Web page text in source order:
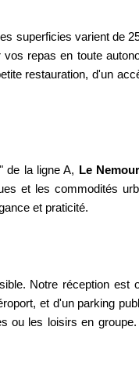
superficies varient de
repas en toute
restauration, d'un
de la ligne A, Le
et les commodités
et praticité.
Notre réception est
et d'un parking
ou les loisirs en
le